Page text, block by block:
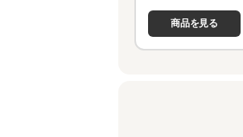
商品を見る